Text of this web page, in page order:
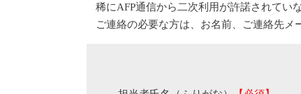
稀にAFP通信から二次利用が許諾されてい
ご連絡の必要な方は、お名前、ご連絡先メ